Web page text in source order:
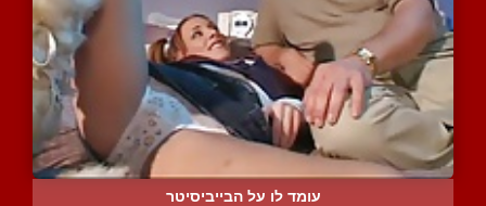
עומד לו על הבייביסיטר